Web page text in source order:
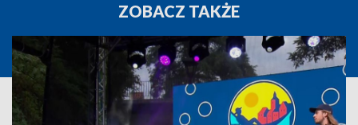
ZOBACZ TAKŻE